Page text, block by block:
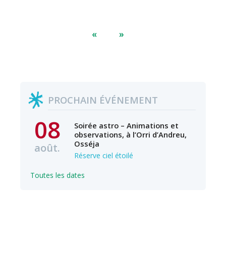
« »
PROCHAIN ÉVÉNEMENT
08
août.
Soirée astro – Animations et
observations, à l’Orri d’Andreu,
Osséja
Réserve ciel étoilé
Toutes les dates